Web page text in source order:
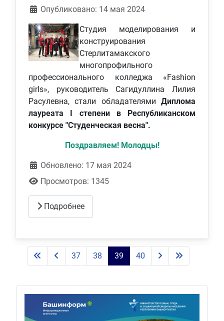
Информация о материале
Опубликовано: 14 мая 2024
Студия моделирования и
конструирования
Стерлитамакского
многопрофильного
профессионального колледжа «Fashion
girls», руководитель Сагидуллина Лилия
Расулевна, стали обладателями Диплома
лауреата I степени в Республиканском
конкурсе "Студенческая весна".
Поздравляем! Молодцы!
Обновлено: 17 мая 2024
Просмотров: 1345
Подробнее
37 38 39 40